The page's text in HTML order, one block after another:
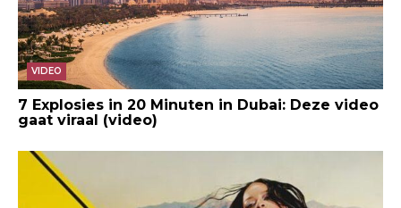
VIDEO
7 Explosies in 20 Minuten in Dubai: Deze video
gaat viraal (video)